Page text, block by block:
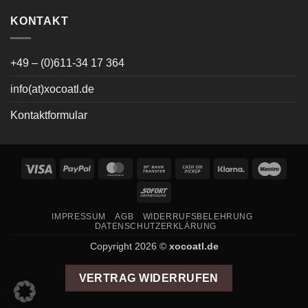
KONTAKT
+49 – (0)611-34 17 364
info(at)xocoatl.de
Kontaktformular
Visa PayPal MasterCardBank
Cash
Klarna
Sofort
IMPRESSUM AGB
WIDERRUFSBELEHRUNG
DATENSCHUTZERKLÄRUNG
Copyright 2026 © xocoatl.de
VERTRAG WIDERRUFEN